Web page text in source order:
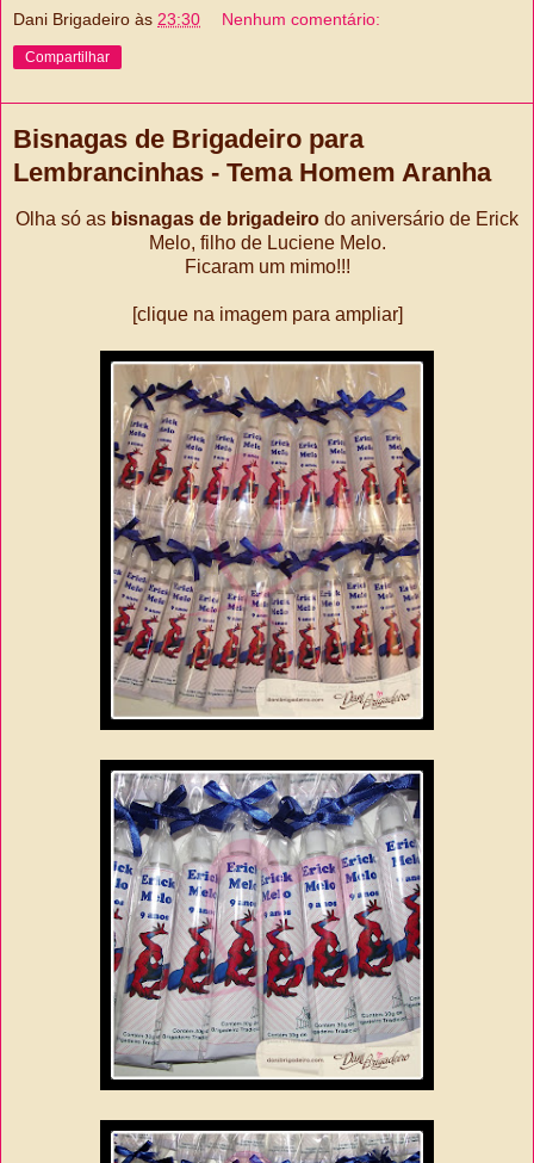
Dani Brigadeiro às 23:30 Nenhum comentário:
Compartilhar
Bisnagas de Brigadeiro para
Lembrancinhas - Tema Homem Aranha
Olha só as bisnagas de brigadeiro do aniversário de Erick
Melo, filho de Luciene Melo.
Ficaram um mimo!!!
[clique na imagem para ampliar]